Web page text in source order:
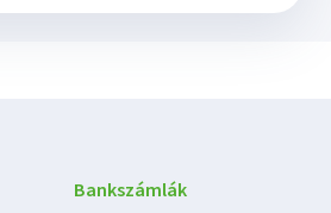
Bankszámlák